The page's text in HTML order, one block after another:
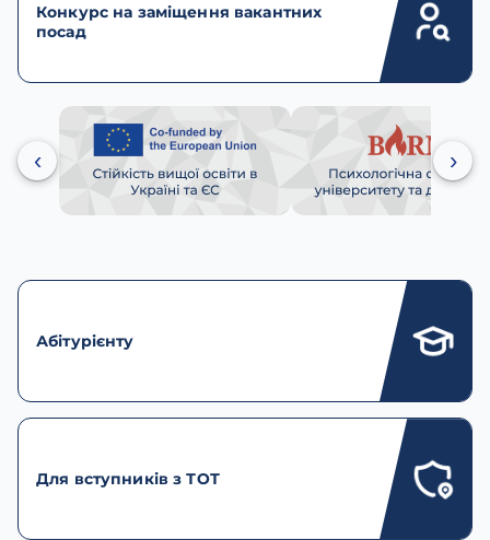
Абітурієнту
Для вступників з ТОТ
Конкурс на заміщення вакантних
посад
‹ ›